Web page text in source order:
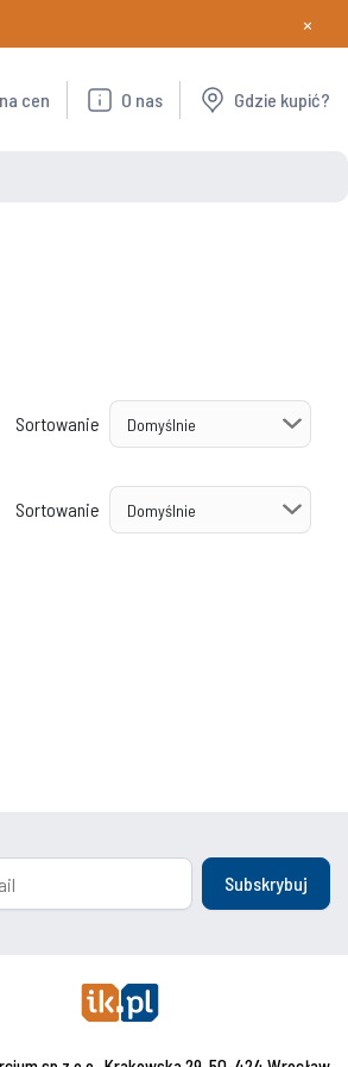
×
cen O nas Gdzie kupić?
Sortowanie
Sortowanie
Subskrybuj